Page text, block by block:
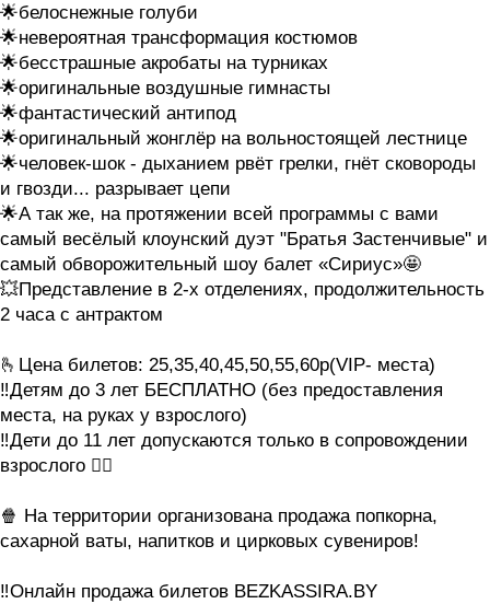
🌟белоснежные голуби
🌟невероятная трансформация костюмов
🌟бесстрашные акробаты на турниках
🌟оригинальные воздушные гимнасты
🌟фантастический антипод
🌟оригинальный жонглёр на вольностоящей лестнице
🌟человек-шок - дыханием рвёт грелки, гнёт сковороды
и гвозди... разрывает цепи
🌟А так же, на протяжении всей программы с вами
самый весёлый клоунский дуэт "Братья Застенчивые" и
самый обворожительный шоу балет «Сириус»🤩
💥Представление в 2-х отделениях, продолжительность
2 часа с антрактом
🫰Цена билетов: 25,35,40,45,50,55,60р(VIP- места)
‼️Детям до 3 лет БЕСПЛАТНО (без предоставления
места, на руках у взрослого)
‼️Дети до 11 лет допускаются только в сопровождении
взрослого ☝🏻
🍿 На территории организована продажа попкорна,
сахарной ваты, напитков и цирковых сувениров!
‼️Онлайн продажа билетов BEZKASSIRA.BY